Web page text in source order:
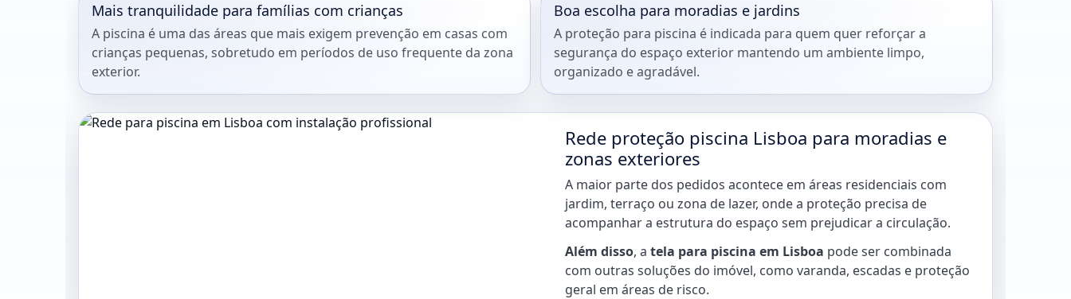
Mais tranquilidade para famílias com crianças
A piscina é uma das áreas que mais exigem prevenção em casas com
crianças pequenas, sobretudo em períodos de uso frequente da zona
exterior.
Boa escolha para moradias e jardins
A proteção para piscina é indicada para quem quer reforçar a
segurança do espaço exterior mantendo um ambiente limpo,
organizado e agradável.
Rede proteção piscina Lisboa para moradias e
zonas exteriores
A maior parte dos pedidos acontece em áreas residenciais com
jardim, terraço ou zona de lazer, onde a proteção precisa de
acompanhar a estrutura do espaço sem prejudicar a circulação.
Além disso, atela para piscina em Lisboa pode ser combinada
com outras soluções do imóvel, como varanda, escadas e proteção
geral em áreas de risco.